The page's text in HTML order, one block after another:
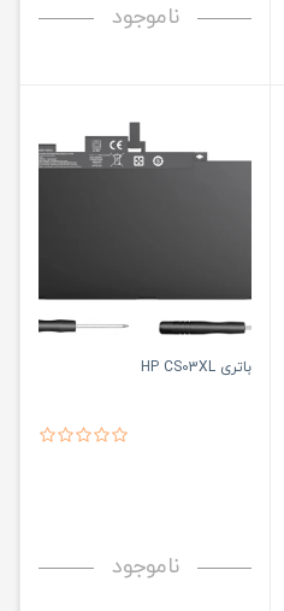
ناموجود
باتری HP CS03XL
ناموجود